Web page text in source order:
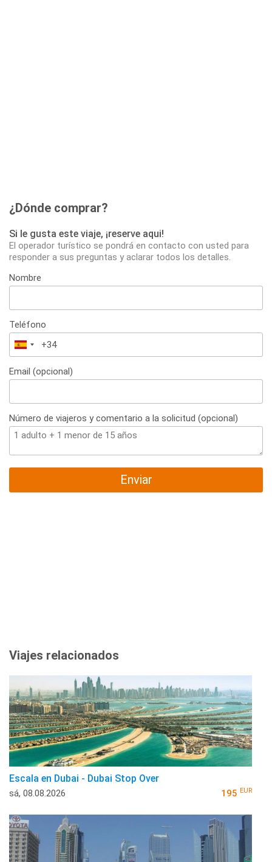
¿Dónde comprar?
Si le gusta este viaje, ¡reserve aqui!
El operador turístico se pondrá en contacto con usted para
responder a sus preguntas y aclarar todos los detalles.
Nombre
Teléfono
España
+34
Email (opcional)
Número de viajeros y comentario a la solicitud (opcional)
Enviar
Viajes relacionados
Escala en Dubai - Dubai Stop Over
sá, 08.08.2026 195 EUR